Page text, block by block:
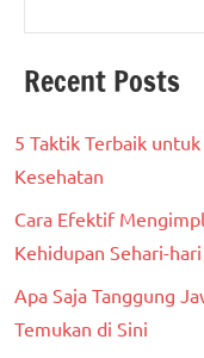
Recent Posts
5 Taktik Terbaik
Kesehatan
Cara Efektif
Kehidupan Sehari-hari
Apa Saja Tanggung
Temukan di Sini